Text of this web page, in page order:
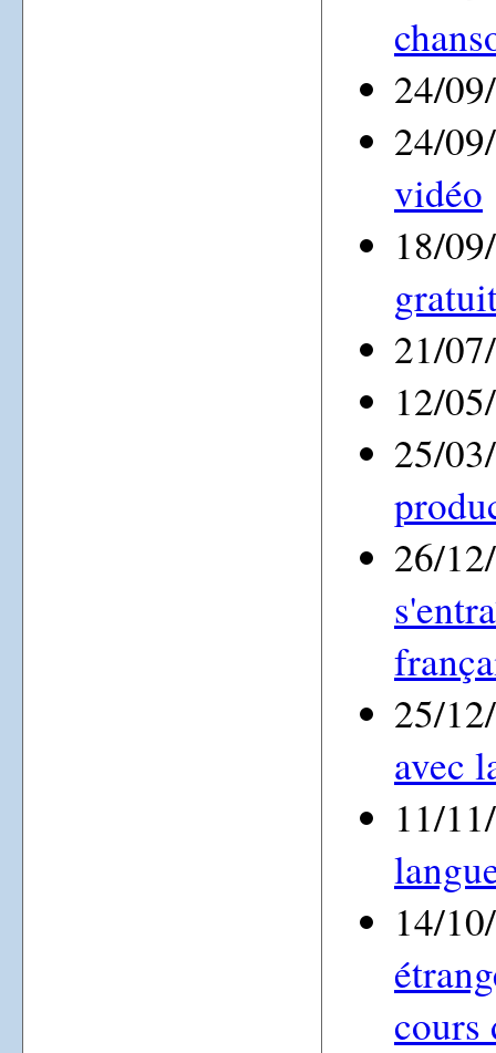
24/
24/
vidéo
18/
21/
12/
25/
26/
25/
avec
11/
14/
cours